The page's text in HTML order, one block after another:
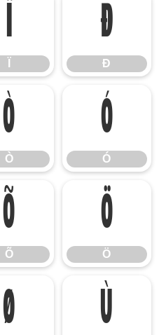
Ï Ð
Ð
Ò
Ò
Ó
Ó
Õ
Õ
Ö
Ö
Ø Ù